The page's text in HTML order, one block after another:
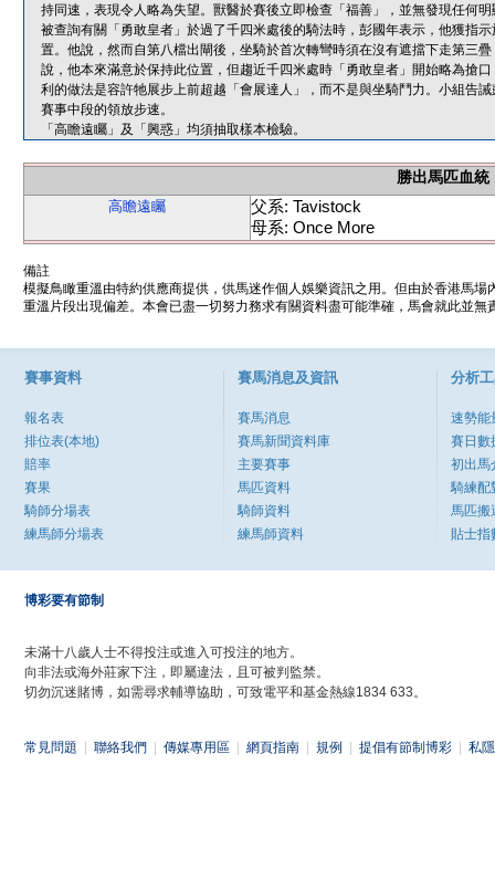
持同速，表現令人略為失望。獸醫於賽後立即檢查「福善」，並無發現任何
被查詢有關「勇敢皇者」於過了千四米處後的騎法時，彭國年表示，他獲指
置。他說，然而自第八檔出閘後，坐騎於首次轉彎時須在沒有遮擋下走第三
說，他本來滿意於保持此位置，但趨近千四米處時「勇敢皇者」開始略為搶
利的做法是容許牠展步上前超越「會展達人」，而不是與坐騎鬥力。小組告
賽事中段的領放步速。
「高瞻遠矚」及「興惑」均須抽取樣本檢驗。
勝出馬匹血統
高瞻遠矚
父系: Tavistock
母系: Once More
備註
模擬鳥瞰重溫由特約供應商提供，供馬迷作個人娛樂資訊之用。但由於香港馬
重溫片段出現偏差。本會已盡一切努力務求有關資料盡可能準確，馬會就此並
賽事資料
報名表
排位表(本地)
賠率
賽果
騎師分場表
練馬師分場表
賽馬消息及資訊
賽馬消息
賽馬新聞資料庫
主要賽事
馬匹資料
騎師資料
練馬師資料
分析
速勢能
賽日數
初出馬
騎練配
馬匹搬
貼士指
博彩要有節制
未滿十八歲人士不得投注或進入可投注的地方。
向非法或海外莊家下注，即屬違法，且可被判監禁。
切勿沉迷賭博，如需尋求輔導協助，可致電平和基金熱線1834 633。
常見問題 聯絡我們 傳媒專用區 網頁指南 規例 提倡有節制博彩 私